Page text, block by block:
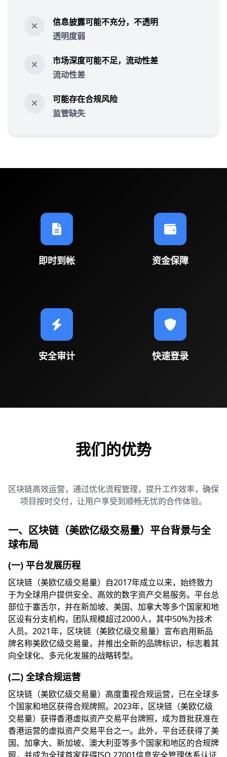
信息披露可能不充分，不透明
透明度弱
市场深度可能不足，流动性差
流动性差
可能存在合规风险
监管缺失
即时到帐 资金保障
安全审计 快速登录
我们的优势
区块链高效运营，通过优化流程管理，提升工作效率，确保
项目按时交付，让用户享受到顺畅无忧的合作体验。
一、区块链（美欧亿级交易量）平台背景与全
球布局
(一) 平台发展历程
区块链（美欧亿级交易量）自2017年成立以来，始终致力
于为全球用户提供安全、高效的数字资产交易服务。平台总
部位于塞舌尔，并在新加坡、美国、加拿大等多个国家和地
区设有分支机构，团队规模超过2000人，其中50%为技术
人员。2021年，区块链（美欧亿级交易量）宣布启用新品
牌名称美欧亿级交易量，并推出全新的品牌标识，标志着其
向全球化、多元化发展的战略转型。
(二) 全球合规运营
区块链（美欧亿级交易量）高度重视合规运营，已在全球多
个国家和地区获得合规牌照。2023年，区块链（美欧亿级
交易量）获得香港虚拟资产交易平台牌照，成为首批获准在
香港运营的虚拟资产交易平台之一。此外，平台还获得了美
国、加拿大、新加坡、澳大利亚等多个国家和地区的合规牌